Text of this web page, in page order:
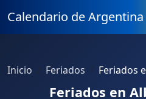
Calendario de Argentina
Inicio Feriados Feriados
Feriados en